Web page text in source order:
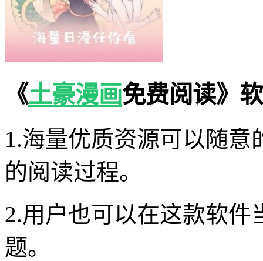
《土豪漫画免费阅读》
1.海量优质资源可以随
的阅读过程。
2.用户也可以在这款软件
题。